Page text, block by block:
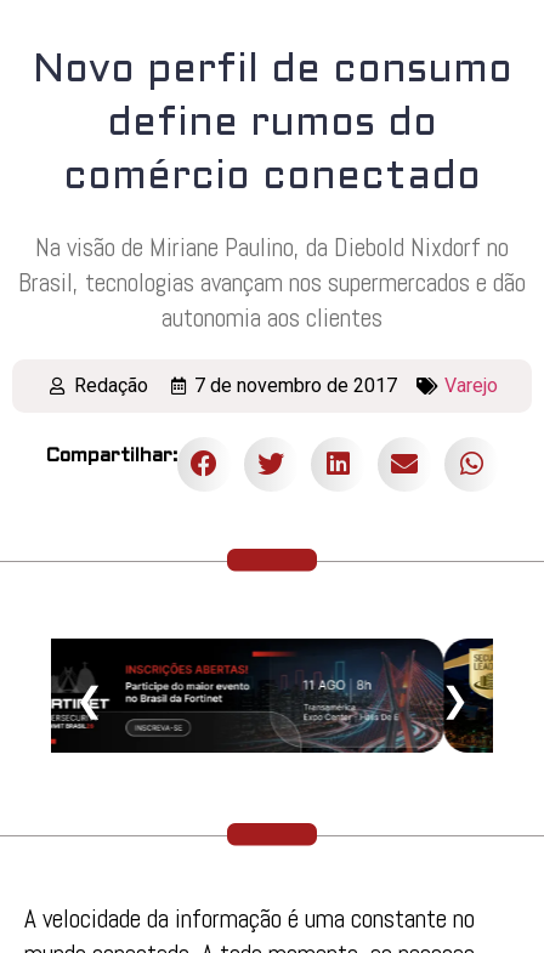
Novo perfil de consumo
define rumos do
comércio conectado
Na visão de Miriane Paulino, da Diebold Nixdorf no
Brasil, tecnologias avançam nos supermercados e dão
autonomia aos clientes
Redação 7 de novembro de 2017 Varejo
Compartilhar:
❮ ❯
A velocidade da informação é uma constante no